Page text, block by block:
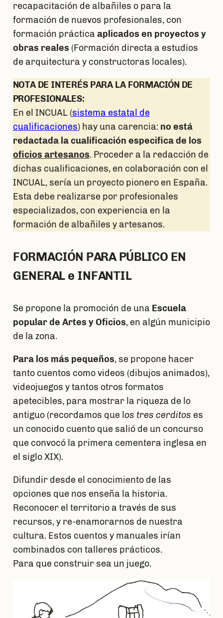
recapacitación de albañiles o para la
formación de nuevos profesionales, con
formación práctica aplicados en proyectos y
obras reales (Formación directa a estudios
de arquitectura y constructoras locales).
NOTA DE INTERÉS PARA LA FORMACIÓN DE
PROFESIONALES:
En el INCUAL (sistema estatal de
cualificaciones) hay una carencia: no está
redactada la cualificación especifica de los
oficios artesanos. Proceder a la redacción de
dichas cualificaciones, en colaboración con el
INCUAL, sería un proyecto pionero en España.
Esta debe realizarse por profesionales
especializados, con experiencia en la
formación de albañiles y artesanos.
FORMACIÓN PARA PÚBLICO EN
GENERAL e INFANTIL
Se propone la promoción de una Escuela
popular de Artes y Oficios, en algún municipio
de la zona.
Para los más pequeños, se propone hacer
tanto cuentos como videos (dibujos animados),
videojuegos y tantos otros formatos
apetecibles, para mostrar la riqueza de lo
antiguo (recordamos que l os tres cerditos es
un conocido cuento que salió de un concurso
que convocó la primera cementera inglesa en
el siglo XIX).
Difundir desde el conocimiento de las
opciones que nos enseña la historia.
Reconocer el territorio a través de sus
recursos, y re-enamorarnos de nuestra
cultura. Estos cuentos y manuales irían
combinados con talleres prácticos.
Para que construir sea un juego.